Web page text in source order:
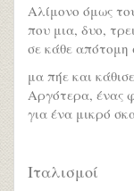
Αλίμονο όμως
που μια, δυο,
σε κάθε
μα πήε και
Αργότερα, ένας
για ένα μικρό
Ιταλισμοί